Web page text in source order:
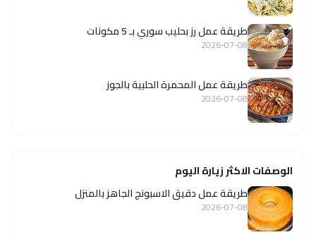
طريقة عمل رز بحليب سوري بـ 5 مكونات
2026-07-08
طريقة عمل المحمرة الحلبية بالجوز
2026-07-08
الوصفات الاكثر زيارة اليوم
طريقة عمل دقيق الاسبونج الجاهز بالمنزل
2026-07-08